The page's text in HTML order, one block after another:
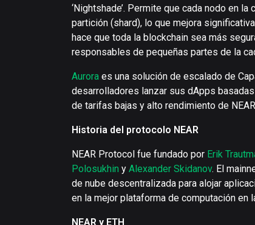
‘Nightshade’. Permite que cada nodo en
partición (shard), lo que mejora
hace que toda la blockchain sea más
responsables de pequeñas partes de la
Aurora es una solución de escalado de
desarrolladores lanzar sus dApps
de tarifas bajas y alto rendimiento de
Historia del protocolo NEAR
NEAR Protocol fue fundado por Erik
Polosukhin y Alexander Skidanov. El
de nube descentralizada para alojar
en la mejor plataforma de computación en
NEAR y ETH